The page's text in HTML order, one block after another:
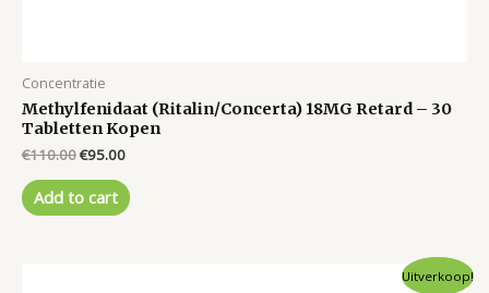
Concentratie
Methylfenidaat (Ritalin/Concerta) 18MG Retard – 30
Tabletten Kopen
€110.00Original
was:
€110.00.
€95.00Current
is:
€95.00.
Add to cart
Uitverkoop!